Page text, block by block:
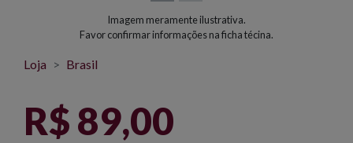
Imagem meramente ilustrativa.
Favor confirmar informações na ficha técina.
Loja Brasil
R$ 89,00